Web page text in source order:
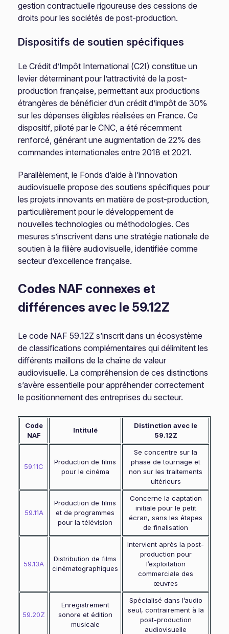
gestion contractuelle rigoureuse des cessions de
droits pour les sociétés de post-production.
Dispositifs de soutien spécifiques
Le Crédit d’Impôt International (C2I) constitue un
levier déterminant pour l’attractivité de la post-
production française, permettant aux productions
étrangères de bénéficier d’un crédit d’impôt de 30%
sur les dépenses éligibles réalisées en France. Ce
dispositif, piloté par le CNC, a été récemment
renforcé, générant une augmentation de 22% des
commandes internationales entre 2018 et 2021.
Parallèlement, le Fonds d’aide à l’innovation
audiovisuelle propose des soutiens spécifiques pour
les projets innovants en matière de post-production,
particulièrement pour le développement de
nouvelles technologies ou méthodologies. Ces
mesures s’inscrivent dans une stratégie nationale de
soutien à la filière audiovisuelle, identifiée comme
secteur d’excellence française.
Codes NAF connexes et
différences avec le 59.12Z
Le code NAF 59.12Z s’inscrit dans un écosystème
de classifications complémentaires qui délimitent les
différents maillons de la chaîne de valeur
audiovisuelle. La compréhension de ces distinctions
s’avère essentielle pour appréhender correctement
le positionnement des entreprises du secteur.
Code
NAF
Intitulé
Distinction avec le
59.12Z
59.11C
Production de films
pour le cinéma
Se concentre sur la
phase de tournage et
non sur les traitements
ultérieurs
59.11A
Production de films
et de programmes
pour la télévision
Concerne la captation
initiale pour le petit
écran, sans les étapes
de finalisation
59.13A
Distribution de films
cinématographiques
Intervient après la post-
production pour
l’exploitation
commerciale des
œuvres
59.20Z
Enregistrement
sonore et édition
musicale
Spécialisé dans l’audio
seul, contrairement à la
post-production
audiovisuelle